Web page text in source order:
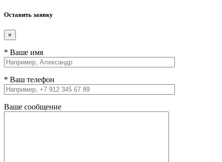
Оставить заявку
×
* Ваше имя
* Ваш телефон
Ваше сообщение